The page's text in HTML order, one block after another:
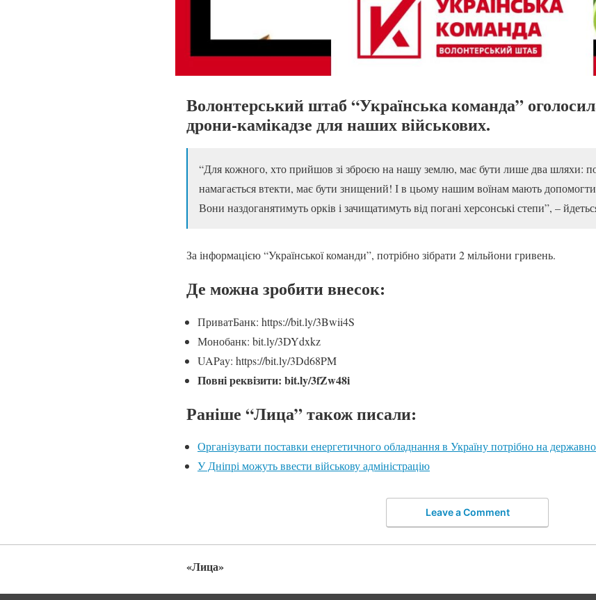
Волонтерський штаб “Українська команда”
дрони-камікадзе для наших військових.
“Для кожного, хто прийшов зі зброєю на нашу землю, має бути лише два шляхи:
намагається втекти, має бути знищений! І в цьому нашим воїнам мають допомогти
Вони наздоганятимуть орків і зачищатимуть від погані херсонські степи”, –
За інформацією “Української команди”, потрібно зібрати 2 мільйони гривень.
Де можна зробити внесок:
ПриватБанк: https://bit.ly/3Bwii4S
Монобанк: bit.ly/3DYdxkz
UAPay: https://bit.ly/3Dd68PM
Повні реквізити: bit.ly/3fZw48i
Раніше “Лица” також писали:
Організувати поставки енергетичного обладнання в Україну потрібно на
У Дніпрі можуть ввести військову адміністрацію
Leave a Comment
«Лица»